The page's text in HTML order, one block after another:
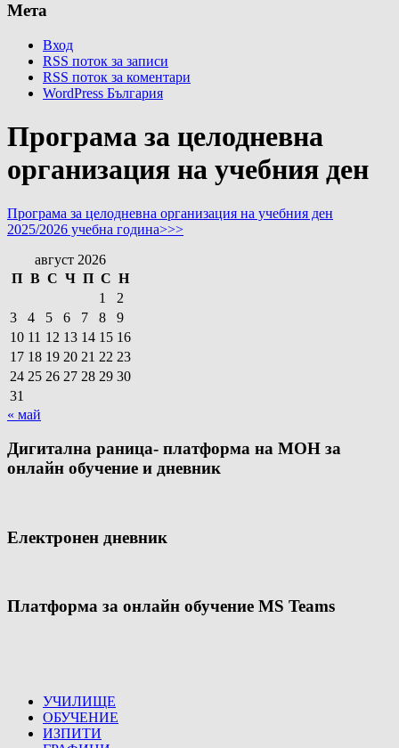
Мета
Вход
RSS поток за записи
RSS поток за коментари
WordPress България
Програма за целодневна
организация на учебния ден
Програма за целодневна организация на учебния ден
2025/2026 учебна година>>>
август 2026
П В С Ч П С Н
1
2
3
4 5 6 7 8
9
10 11 12 13 14 15 16
17 18 19 20 21 22 23
24 25 26 27 28 29 30
31
« май
Дигитална раница- платформа на МОН за
онлайн обучение и дневник
Електронен дневник
Платформа за онлайн обучение MS Teams
УЧИЛИЩЕ
ОБУЧЕНИЕ
ИЗПИТИ